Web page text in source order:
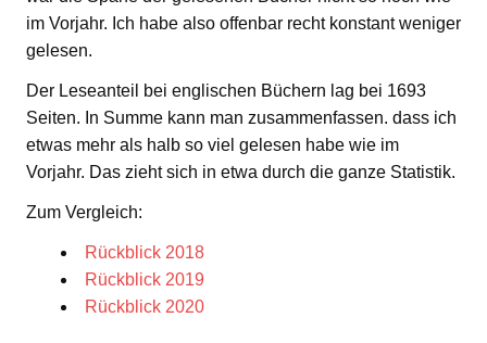
im Vorjahr. Ich habe also offenbar recht konstant weniger
gelesen.
Der Leseanteil bei englischen Büchern lag bei 1693
Seiten. In Summe kann man zusammenfassen. dass ich
etwas mehr als halb so viel gelesen habe wie im
Vorjahr. Das zieht sich in etwa durch die ganze Statistik.
Zum Vergleich:
Rückblick 2018
Rückblick 2019
Rückblick 2020